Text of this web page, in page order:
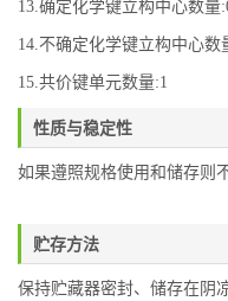
13.确定化学键立构中心数量
14.不确定化学键立构中心数
15.共价键单元数量:1
性质与稳定性
如果遵照规格使用和储存则
贮存方法
保持贮藏器密封、储存在阴